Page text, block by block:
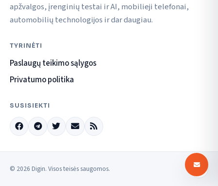
apžvalgos, įrenginių testai ir AI, mobilieji telefonai,
automobilių technologijos ir dar daugiau.
TYRINĖTI
Paslaugų teikimo sąlygos
Privatumo politika
SUSISIEKTI
© 2026 Digin. Visos teisės saugomos.